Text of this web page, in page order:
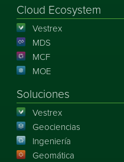
Cloud Ecosystem
Vestrex
MDS
MCF
MOE
Soluciones
Vestrex
Geociencias
Ingeniería
Geomática